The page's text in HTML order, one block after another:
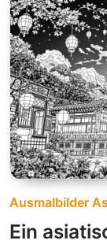
Ausmalbilder
Ein